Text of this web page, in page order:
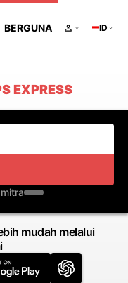
BERGUNA ID
EXPRESS
mudah melalui